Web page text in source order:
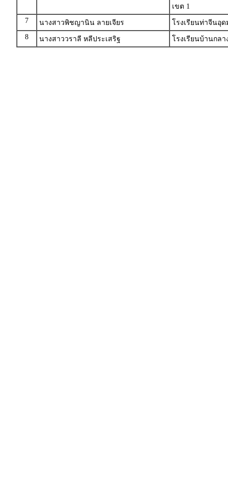
เขต 1
7
นางสาวพิชญานิน ลายเจียร
โรงเรียนท่าจีนอุ
8
นางสาววราลี หลีประเสริฐ โรงเรียนบ้านกล